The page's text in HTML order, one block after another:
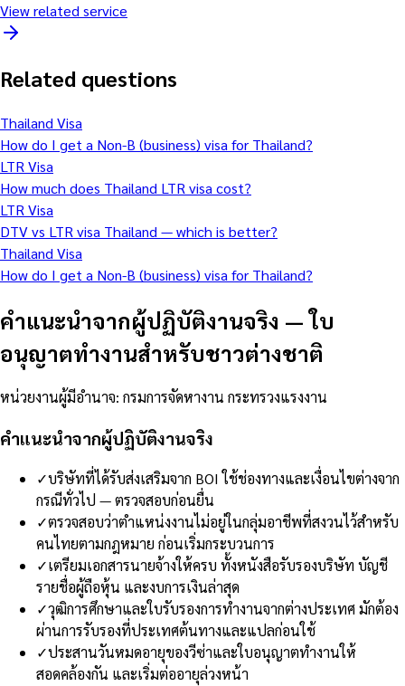
View related service
Related questions
Thailand Visa
How do I get a Non-B (business) visa for Thailand?
LTR Visa
How much does Thailand LTR visa cost?
LTR Visa
DTV vs LTR visa Thailand — which is better?
Thailand Visa
How do I get a Non-B (business) visa for Thailand?
คำแนะนำจากผู้ปฏิบัติงานจริง —ใบ
อนุญาตทำงานสำหรับชาวต่างชาติ
หน่วยงานผู้มีอำนาจ: กรมการจัดหางาน กระทรวงแรงงาน
คำแนะนำจากผู้ปฏิบัติงานจริง
✓บริษัทที่ได้รับส่งเสริมจาก BOI ใช้ช่องทางและเงื่อนไขต่างจาก
กรณีทั่วไป — ตรวจสอบก่อนยื่น
✓ตรวจสอบว่าตำแหน่งงานไม่อยู่ในกลุ่มอาชีพที่สงวนไว้สำหรับ
คนไทยตามกฎหมาย ก่อนเริ่มกระบวนการ
✓เตรียมเอกสารนายจ้างให้ครบ ทั้งหนังสือรับรองบริษัท บัญชี
รายชื่อผู้ถือหุ้น และงบการเงินล่าสุด
✓วุฒิการศึกษาและใบรับรองการทำงานจากต่างประเทศ มักต้อง
ผ่านการรับรองที่ประเทศต้นทางและแปลก่อนใช้
✓ประสานวันหมดอายุของวีซ่าและใบอนุญาตทำงานให้
สอดคล้องกัน และเริ่มต่ออายุล่วงหน้า